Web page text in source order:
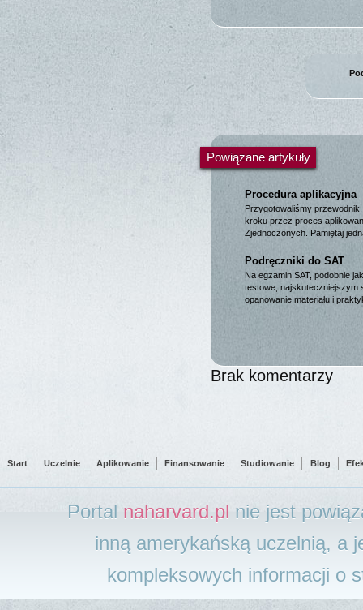
Powiązane artykuły
Procedura aplikacyjna
Przygotowaliśmy
kroku przez proces
Zjednoczonych. Pamiętaj
Podręczniki do SAT
Na egzamin SAT, podobnie
testowe, najskuteczniejszym
opanowanie materiału i
Brak komentarzy
Start Uczelnie Aplikowanie Finansowanie Studiowanie Blog
Portal naharvard.pl nie jest
inną amerykańską uczelnią, a
kompleksowych informacji o